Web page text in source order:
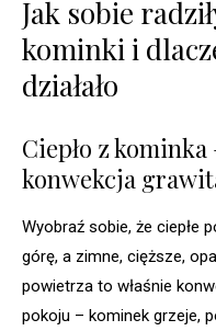
Jak sobie
kominki i
działało
Ciepło z
konwekcja
Wyobraź sobie, że ciepłe
górę, a zimne, cięższe,
powietrza to właśnie
pokoju – kominek grzeje,